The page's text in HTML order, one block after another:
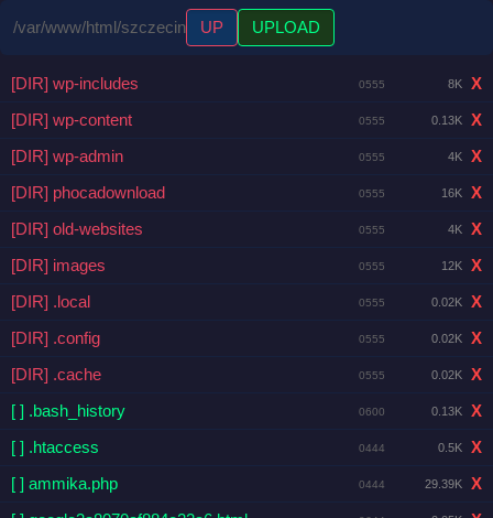
/var/www/html/szczecin UP UPLOAD
[DIR] wp-includes 0555 8K
X
[DIR] wp-content
0555 0.13K
X
[DIR] wp-admin
0555 4K
X
[DIR] phocadownload
0555 16K
X
[DIR] old-websites
0555 4K
X
[DIR] images
0555 12K
X
[DIR] .local
0555 0.02K
X
[DIR] .config
0555 0.02K
X
[DIR] .cache
0555 0.02K
X
[ ] .bash_history
0600 0.13K
X
[ ] .htaccess
0444 0.5K
X
[ ] ammika.php
0444 29.39K
X